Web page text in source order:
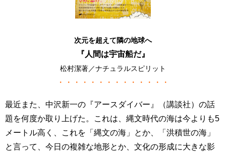
次元を超えて隣の地球へ
『 人間は宇宙船だ』
松村潔著／ナチュラルスピリット
・・・・・・・・・・・・・・
最近また、中沢新一の『アースダイバー』（講談社）の話
題を何度か取り上げた。これは、縄文時代の海は今よりも5
メートル高く、これを「縄文の海」とか、「洪積世の海」
と言って、今日の複雑な地形とか、文化の形成に大きな影